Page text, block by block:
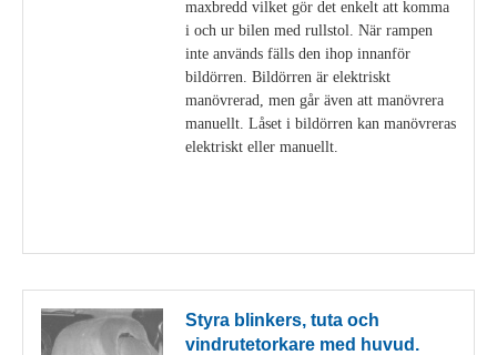
maxbredd vilket gör det enkelt att komma
i och ur bilen med rullstol. När rampen
inte används fälls den ihop innanför
bildörren. Bildörren är elektriskt
manövrerad, men går även att manövrera
manuellt. Låset i bildörren kan manövreras
elektriskt eller manuellt.
Styra blinkers, tuta och
vindrutetorkare med huvud.